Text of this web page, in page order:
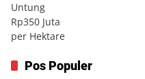
Pos Populer
1 SD Inpres yang